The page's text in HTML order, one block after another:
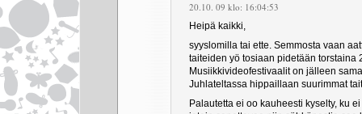
20.10. 09 klo: 16:04:53
Heipä kaikki,
syyslomilla tai ette. Semmosta vaan
taiteiden yö tosiaan pidetään torstaina
Musiikkivideofestivaalit on jälleen
Juhlateltassa hippaillaan suurimmat
Palautetta ei oo kauheesti kyselty, ku